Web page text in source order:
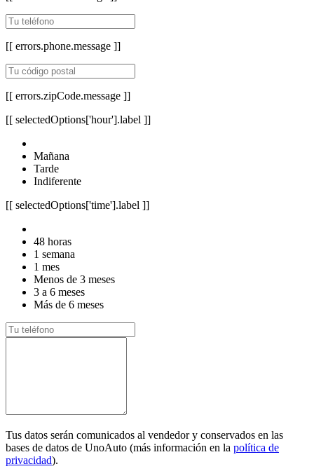
[[ errors.phone.message ]]
[[ errors.zipCode.message ]]
[[ selectedOptions['hour'].label ]]
Mañana
Tarde
Indiferente
[[ selectedOptions['time'].label ]]
48 horas
1 semana
1 mes
Menos de 3 meses
3 a 6 meses
Más de 6 meses
Tus datos serán comunicados al vendedor y conservados en las
bases de datos de UnoAuto (más información en la política de
privacidad).